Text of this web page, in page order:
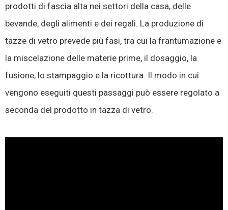
prodotti di fascia alta nei settori della casa, delle
bevande, degli alimenti e dei regali. La produzione di
tazze di vetro prevede più fasi, tra cui la frantumazione e
la miscelazione delle materie prime, il dosaggio, la
fusione, lo stampaggio e la ricottura. Il modo in cui
vengono eseguiti questi passaggi può essere regolato a
seconda del prodotto in tazza di vetro.